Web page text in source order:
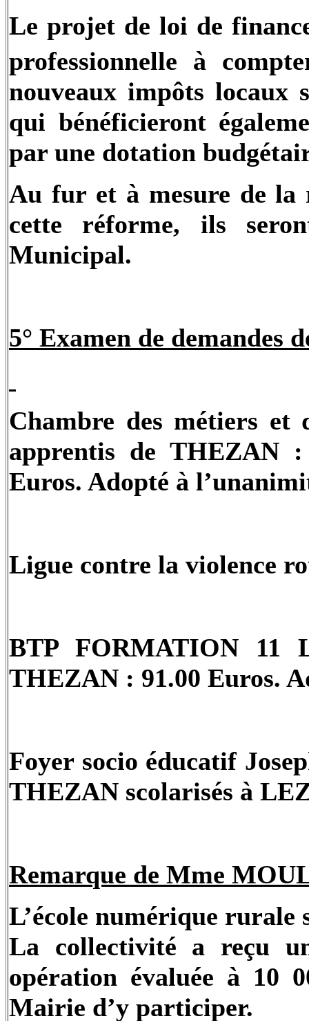
Le projet de loi de
professionnelle à
nouveaux impôts locaux
qui bénéficieront
par une dotation
Au fur et à mesure de la
cette réforme, ils
Municipal.
5° Examen de demandes
Chambre des métiers
apprentis de THEZAN
Euros. Adopté à
Ligue contre la violence
BTP FORMATION 11
THEZAN : 91.00 Euros.
Foyer socio éducatif
THEZAN scolarisés à
Remarque de Mme
L’école numérique rurale
La collectivité a reçu
opération évaluée à 10
Mairie d’y participer.